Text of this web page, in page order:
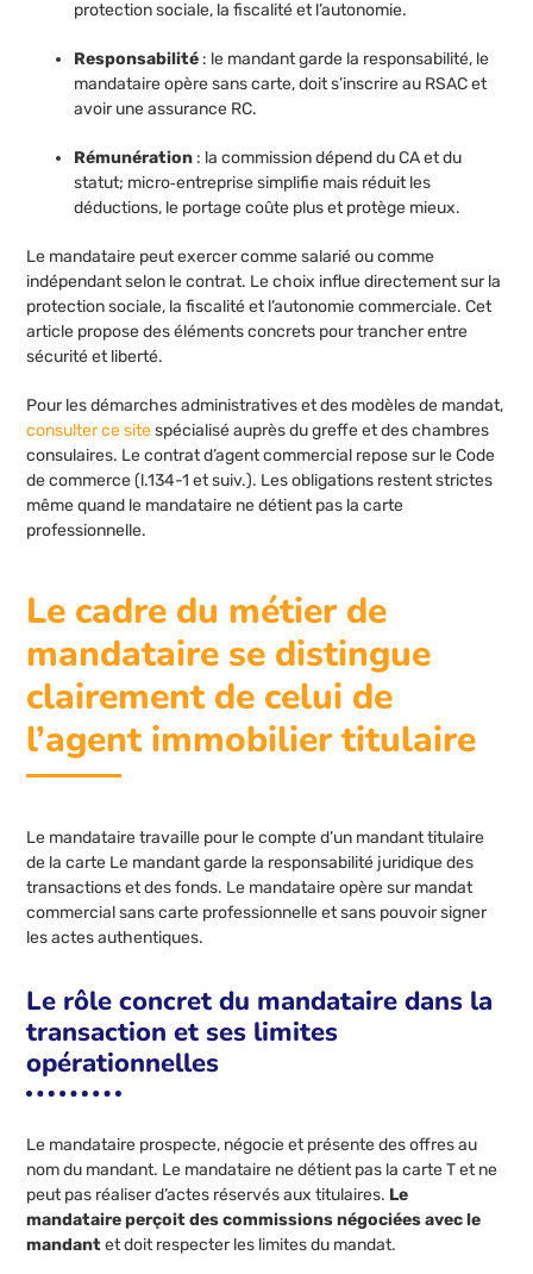
protection sociale, la fiscalité et l’autonomie.
Responsabilité : le mandant garde la responsabilité, le
mandataire opère sans carte, doit s’inscrire au RSAC et
avoir une assurance RC.
Rémunération : la commission dépend du CA et du
statut; micro‑entreprise simplifie mais réduit les
déductions, le portage coûte plus et protège mieux.
Le mandataire peut exercer comme salarié ou comme
indépendant selon le contrat. Le choix influe directement sur la
protection sociale, la fiscalité et l’autonomie commerciale. Cet
article propose des éléments concrets pour trancher entre
sécurité et liberté.
Pour les démarches administratives et des modèles de mandat,
consulter ce sitespécialisé auprès du greffe et des chambres
consulaires. Le contrat d’agent commercial repose sur le Code
de commerce (l.134-1 et suiv.). Les obligations restent strictes
même quand le mandataire ne détient pas la carte
professionnelle.
Le cadre du métier de
mandataire se distingue
clairement de celui de
l’agent immobilier titulaire
Le mandataire travaille pour le compte d’un mandant titulaire
de la carte Le mandant garde la responsabilité juridique des
transactions et des fonds. Le mandataire opère sur mandat
commercial sans carte professionnelle et sans pouvoir signer
les actes authentiques.
Le rôle concret du mandataire dans la
transaction et ses limites
opérationnelles
Le mandataire prospecte, négocie et présente des offres au
nom du mandant. Le mandataire ne détient pas la carte T et ne
peut pas réaliser d’actes réservés aux titulaires. Le
mandataire perçoit des commissions négociées avec le
mandantet doit respecter les limites du mandat.